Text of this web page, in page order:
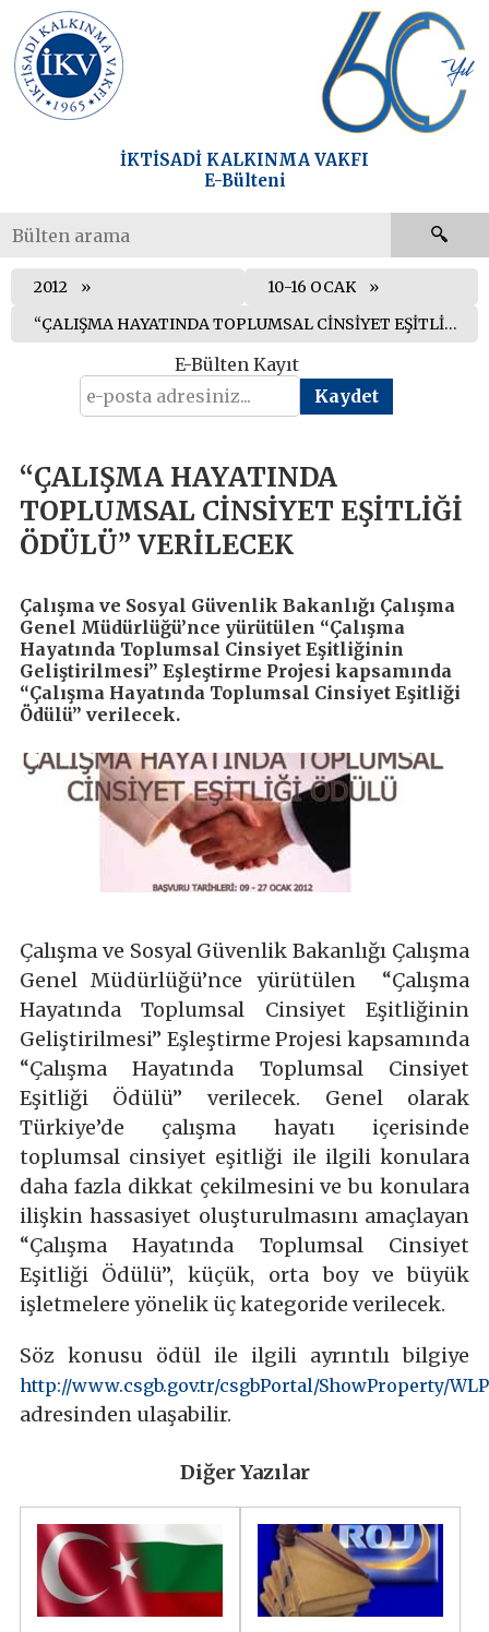
İKTİSADİ KALKINMA VAKFI
E-Bülteni
2012
10-16 OCAK
“ÇALIŞMA HAYATINDA TOPLUMSAL CİNSİYET EŞİTLİĞİ ÖDÜLÜ” VERİLECEK
E-Bülten Kayıt
“ÇALIŞMA HAYATINDA
TOPLUMSAL CİNSİYET EŞİTLİĞİ
ÖDÜLÜ” VERİLECEK
Çalışma ve Sosyal Güvenlik Bakanlığı Çalışma
Genel Müdürlüğü’nce yürütülen “Çalışma
Hayatında Toplumsal Cinsiyet Eşitliğinin
Geliştirilmesi” Eşleştirme Projesi kapsamında
“Çalışma Hayatında Toplumsal Cinsiyet Eşitliği
Ödülü” verilecek.
Çalışma ve Sosyal Güvenlik Bakanlığı Çalışma
Genel Müdürlüğü’nce yürütülen “Çalışma
Hayatında Toplumsal Cinsiyet Eşitliğinin
Geliştirilmesi” Eşleştirme Projesi kapsamında
“Çalışma Hayatında Toplumsal Cinsiyet
Eşitliği Ödülü” verilecek. Genel olarak
Türkiye’de çalışma hayatı içerisinde
toplumsal cinsiyet eşitliği ile ilgili konulara
daha fazla dikkat çekilmesini ve bu konulara
ilişkin hassasiyet oluşturulmasını amaçlayan
“Çalışma Hayatında Toplumsal Cinsiyet
Eşitliği Ödülü”, küçük, orta boy ve büyük
işletmelere yönelik üç kategoride verilecek.
Söz konusu ödül ile ilgili ayrıntılı bilgiye
http://www.csgb.gov.tr/csgbPortal/ShowProperty/
adresinden ulaşabilir.
Diğer Yazılar